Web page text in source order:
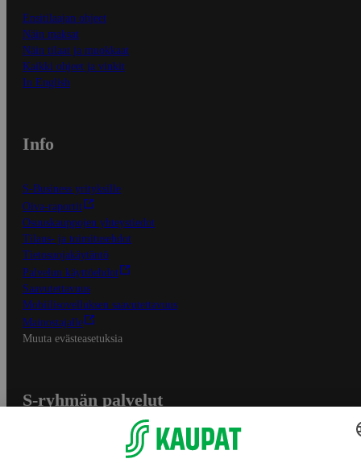
Ensitilaajan ohjeet
Näin maksat
Näin tilaat ja muokkaat
Kaikki ohjeet ja vinkit
In English
Info
S-Business yrityksille
Oiva-raportit
Osuuskauppojen yhteystiedot
Tilaus- ja toimitusehdot
Tietosuojakäytäntö
Palvelun käyttöehdot
Saavutettavuus
Mobiilisovelluksen saavutettavuus
Mainostajalle
Muuta evästeasetuksia
S-ryhmän palvelut